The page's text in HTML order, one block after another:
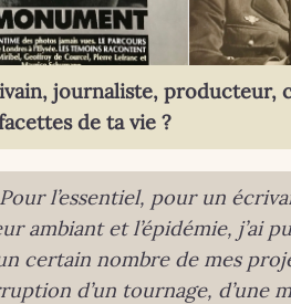
journaliste, producteur,
de ta vie ?
l’essentiel, pour un
ambiant et l’épidémie, j’ai
certain nombre de mes
d’un tournage, d’une